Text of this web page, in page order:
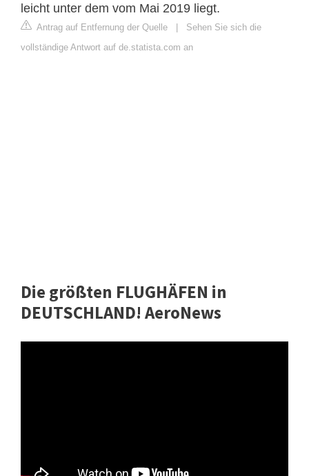
leicht unter dem vom Mai 2019 liegt.
Antrag auf Entfernung der Quelle
Sehen Sie sich die
vollständige Antwort auf de.statista.com an
Die größten FLUGHÄFEN in
DEUTSCHLAND! AeroNews